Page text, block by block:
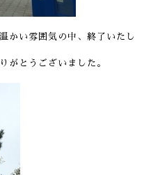
かい雰囲気の中、終了いたし
がとうございました。